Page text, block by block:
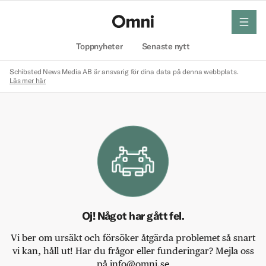
Toppnyheter Senaste nytt
meny
Schibsted News Media AB är ansvarig för dina data på denna webbplats.
Läs mer här
Oj! Något har gått fel.
Vi ber om ursäkt och försöker åtgärda problemet så snart
vi kan, håll ut! Har du frågor eller funderingar? Mejla oss